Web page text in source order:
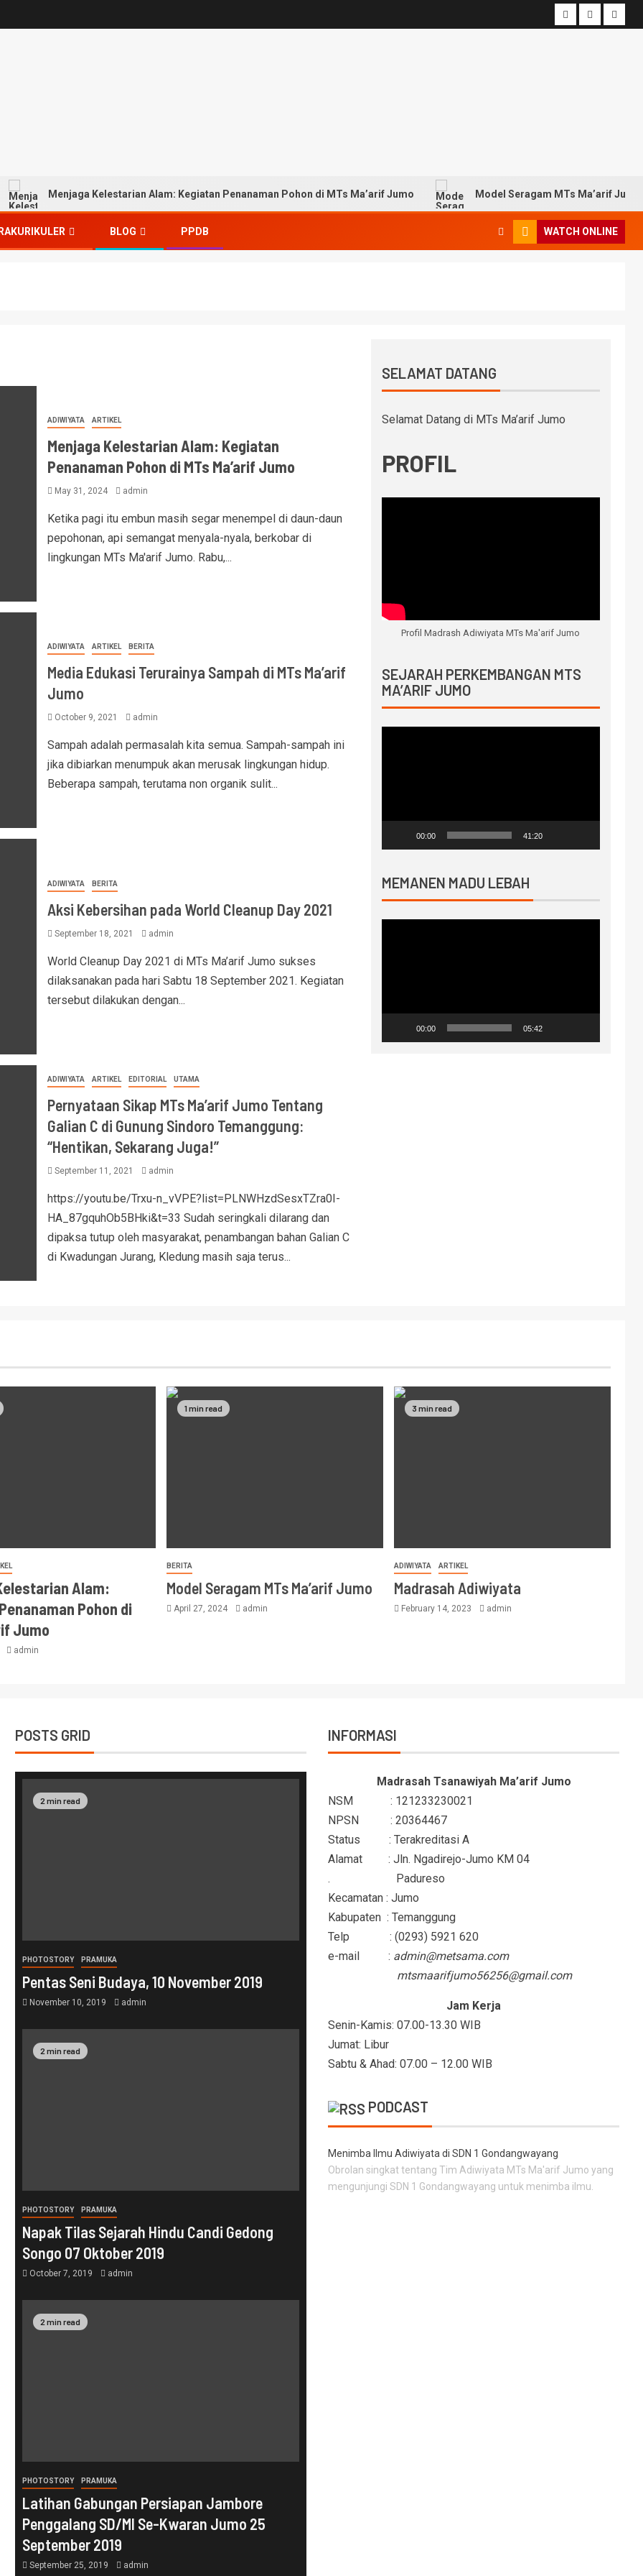
Menjaga Kelestarian Alam: Kegiatan Penanaman Pohon di MTs Ma’arif Jumo Model Seragam MTs Ma’arif Jumo
BLOG PPDB WATCH ONLINE
ADIWIYATA ARTIKEL
Menjaga Kelestarian Alam: Kegiatan
Penanaman Pohon di MTs Ma’arif Jumo
May 31, 2024 admin
Ketika pagi itu embun masih segar menempel di daun-daun
pepohonan, api semangat menyala-nyala, berkobar di
lingkungan MTs Ma'arif Jumo. Rabu,...
ADIWIYATA ARTIKEL BERITA
Media Edukasi Terurainya Sampah di MTs Ma’arif
Jumo
October 9, 2021 admin
Sampah adalah permasalah kita semua. Sampah-sampah ini
jika dibiarkan menumpuk akan merusak lingkungan hidup.
Beberapa sampah, terutama non organik sulit...
ADIWIYATA BERITA
Aksi Kebersihan pada World Cleanup Day 2021
September 18, 2021 admin
World Cleanup Day 2021 di MTs Ma’arif Jumo sukses
dilaksanakan pada hari Sabtu 18 September 2021. Kegiatan
tersebut dilakukan dengan...
ADIWIYATA ARTIKEL EDITORIAL UTAMA
Pernyataan Sikap MTs Ma’arif Jumo Tentang
Galian C di Gunung Sindoro Temanggung:
“Hentikan, Sekarang Juga!”
September 11, 2021 admin
https://youtu.be/Trxu-n_vVPE?list=PLNWHzdSesxTZra0I-
HA_87gquhOb5BHki&t=33 Sudah seringkali dilarang dan
dipaksa tutup oleh masyarakat, penambangan bahan Galian C
di Kwadungan Jurang, Kledung masih saja terus...
SELAMAT DATANG
Selamat Datang di MTs Ma’arif Jumo
PROFIL
Profil Madrash Adiwiyata MTs Ma'arif Jumo
SEJARAH PERKEMBANGAN MTS
MA’ARIF JUMO
00:00 41:20
MEMANEN MADU LEBAH
00:00 05:42
Alam:
Pohon di
Jumo
admin
1 min read
BERITA
Model Seragam MTs Ma’arif Jumo
April 27, 2024 admin
3 min read
ADIWIYATA ARTIKEL
Madrasah Adiwiyata
February 14, 2023 admin
POSTS GRID
2 min read
PHOTOSTORY PRAMUKA
Pentas Seni Budaya, 10 November 2019
November 10, 2019 admin
2 min read
PHOTOSTORY PRAMUKA
Napak Tilas Sejarah Hindu Candi Gedong
Songo 07 Oktober 2019
October 7, 2019 admin
2 min read
PHOTOSTORY PRAMUKA
Latihan Gabungan Persiapan Jambore
Penggalang SD/MI Se-Kwaran Jumo 25
September 2019
September 25, 2019 admin
INFORMASI
Madrasah Tsanawiyah Ma’arif Jumo
NSM : 121233230021
NPSN : 20364467
Status : Terakreditasi A
Alamat : Jln. Ngadirejo-Jumo KM 04
. Padureso
Kecamatan : Jumo
Kabupaten : Temanggung
Telp : (0293) 5921 620
e-mail : admin@metsama.com
mtsmaarifjumo56256@gmail.com
Jam Kerja
Senin-Kamis: 07.00-13.30 WIB
Jumat: Libur
Sabtu & Ahad: 07.00 – 12.00 WIB
PODCAST
Menimba Ilmu Adiwiyata di SDN 1 Gondangwayang
Obrolan singkat tentang Tim Adiwiyata MTs Ma'arif Jumo yang
mengunjungi SDN 1 Gondangwayang untuk menimba ilmu.